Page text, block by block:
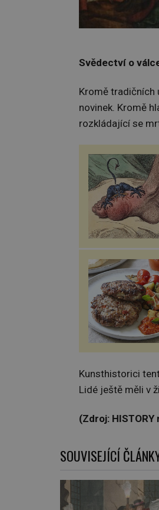
Svědectví o
Kromě tradičních
novinek. Kromě
rozkládající se
Kunsthistorici
Lidé ještě měli v
(Zdroj: HISTORY
SOUVISEJÍCÍ